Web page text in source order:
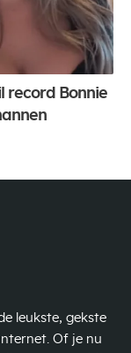
record Bonnie
leukste, gekste
Of je nu